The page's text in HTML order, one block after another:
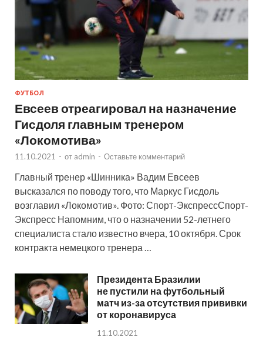
ФУТБОЛ
Евсеев отреагировал на назначение
Гисдоля главным тренером
«Локомотива»
11.10.2021 - от admin - Оставьте комментарий
Главный тренер «Шинника» Вадим Евсеев
высказался по поводу того, что Маркус Гисдоль
возглавил «Локомотив». Фото: Спорт-ЭкспрессСпорт-
Экспресс Напомним, что о назначении 52-летнего
специалиста стало известно вчера, 10 октября. Срок
контракта немецкого тренера …
Президента Бразилии
не пустили на футбольный
матч из-за отсутствия прививки
от коронавируса
11.10.2021